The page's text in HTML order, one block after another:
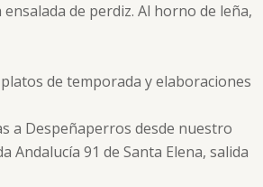
de perdiz. Al horno de leña,
de temporada y elaboraciones
a Despeñaperros desde nuestro
91 de Santa Elena, salida